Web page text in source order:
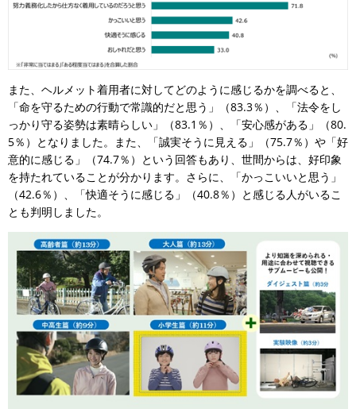
また、ヘルメット着用者に対してどのように感じるかを調べると、
「命を守るための行動で常識的だと思う」（83.3％）、「法令をし
っかり守る姿勢は素晴らしい」（83.1％）、「安心感がある」（80.
5％）となりました。また、「誠実そうに見える」（75.7％）や「好
意的に感じる」（74.7％）という回答もあり、世間からは、好印象
を持たれていることが分かります。さらに、「かっこいいと思う」
（42.6％）、「快適そうに感じる」（40.8％）と感じる人がいるこ
とも判明しました。